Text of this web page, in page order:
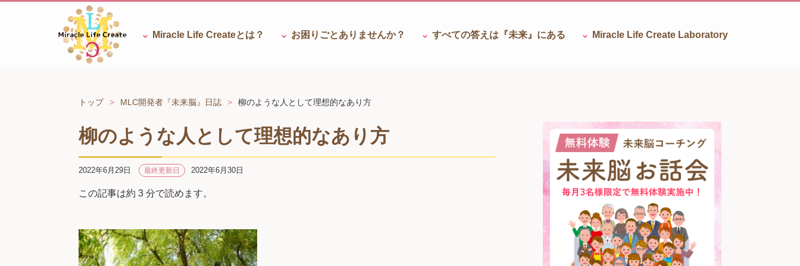
Miracle Life Createとは？ お困りごとありませんか？ すべての答えは 『未来』にある Miracle Life Create Laboratory
トップ MLC開発者『未来脳』日誌 柳のような人として理想的なあり方
柳のような人として理想的なあり方
2022年6月29日 最終更新日 2022年6月30日
この記事は約 3 分で読めます。